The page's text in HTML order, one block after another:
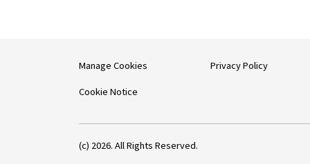
Manage Cookies
Cookie Notice
Privacy Policy
(c) 2026. All Rights Reserved.